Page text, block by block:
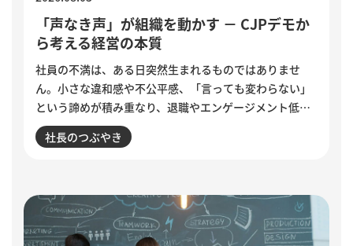
「声なき声」が組織を動かす － CJPデモか
ら考える経営の本質
社員の不満は、ある日突然生まれるものではありませ
ん。小さな違和感や不公平感、「言っても変わらない」
という諦めが積み重なり、退職やエンゲージメント低下
として表面化します。インドで若者の抗議運動が教育相
の辞任につながった出来事から、組織に潜む「声なき
社長のつぶやき